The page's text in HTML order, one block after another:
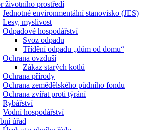
životního prostředí
Jednotné environmentální stanovisko (JES)
Lesy, myslivost
Odpadové hospodářství
Svoz odpadu
Třídění odpadu „dům od domu“
Ochrana ovzduší
Zákaz starých kotlů
Ochrana přírody
Ochrana zemědělského půdního fondu
Ochrana zvířat proti týrání
Rybářství
Vodní hospodářství
úřad